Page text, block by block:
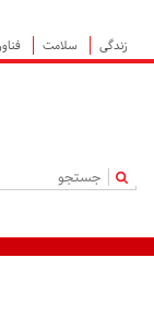
زندگی
سلامت
|